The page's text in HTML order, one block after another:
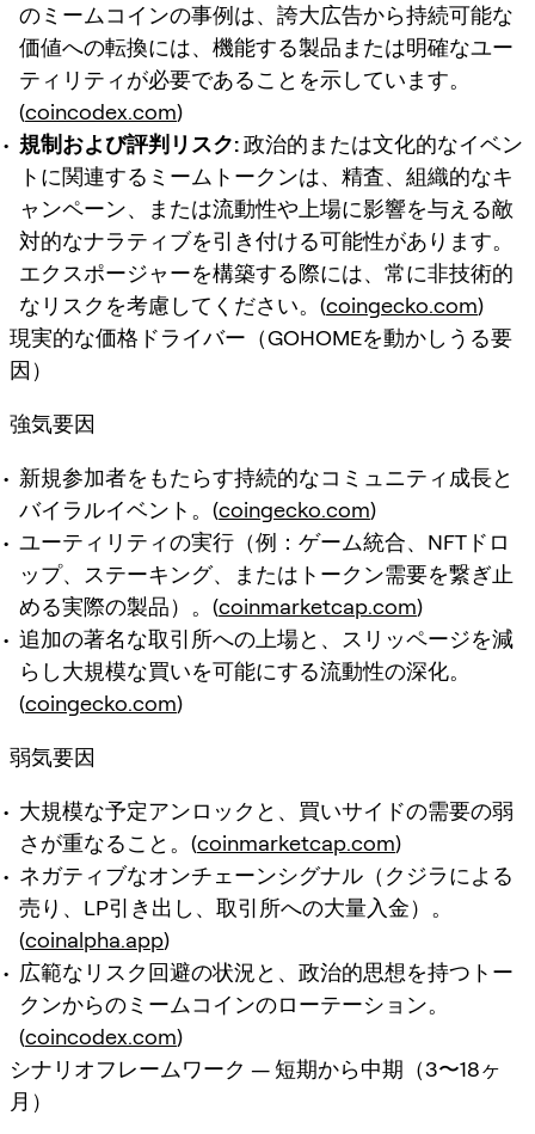
のミームコインの事例は、誇大広告から持続可能な
価値への転換には、機能する製品または明確なユー
ティリティが必要であることを示しています。
(coincodex.com)
規制および評判リスク:政治的または文化的なイベン
トに関連するミームトークンは、精査、組織的なキ
ャンペーン、または流動性や上場に影響を与える敵
対的なナラティブを引き付ける可能性があります。
エクスポージャーを構築する際には、常に非技術的
なリスクを考慮してください。(coingecko.com)
現実的な価格ドライバー（GOHOMEを動かしうる要
因）
強気要因
新規参加者をもたらす持続的なコミュニティ成長と
バイラルイベント。(coingecko.com)
ユーティリティの実行（例：ゲーム統合、NFTドロ
ップ、ステーキング、またはトークン需要を繋ぎ止
める実際の製品）。(coinmarketcap.com)
追加の著名な取引所への上場と、スリッページを減
らし大規模な買いを可能にする流動性の深化。
(coingecko.com)
弱気要因
大規模な予定アンロックと、買いサイドの需要の弱
さが重なること。(coinmarketcap.com)
ネガティブなオンチェーンシグナル（クジラによる
売り、LP引き出し、取引所への大量入金）。
(coinalpha.app)
広範なリスク回避の状況と、政治的思想を持つトー
クンからのミームコインのローテーション。
(coincodex.com)
シナリオフレームワーク — 短期から中期（3〜18ヶ
月）